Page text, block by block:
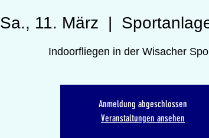
Sa., 11. März
Indoorfliegen in der Wisacher
Anmeldung abgeschlossen
Veranstaltungen ansehen